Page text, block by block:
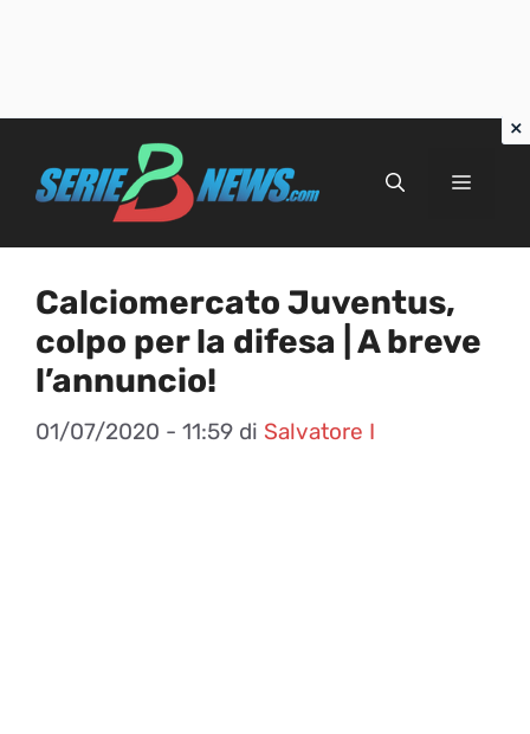
Menu
Calciomercato Juventus,
colpo per la difesa | A breve
l’annuncio!
01/07/2020 - 11:59 di Salvatore I